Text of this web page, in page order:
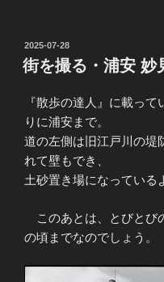
投
稿
日:
2025-07-28
街を撮る・浦安 妙
『散歩の達人』に載っ
りに浦安まで。
道の左側は旧江戸川の堤
れて壁もでき、
土砂置き場になっている
このあとは、とびとび
の頃までなのでしょう。